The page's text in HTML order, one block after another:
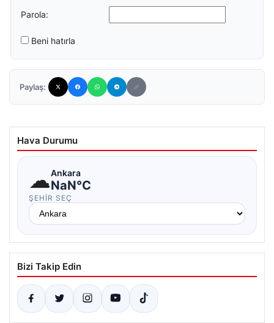
Parola:
Beni hatırla
Paylaş:
Hava Durumu
☁Ankara
NaN°C
ŞEHIR SEÇ
Bizi Takip Edin